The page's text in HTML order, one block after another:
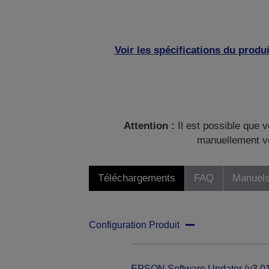
Voir les spécifications du
Attention :
Il est possible que
manuellement
Téléchargements FAQ
Configuration Produit